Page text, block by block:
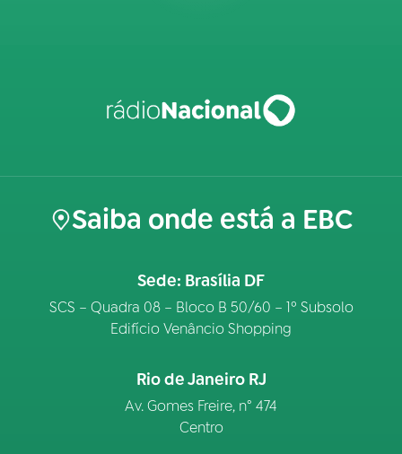
Saiba onde está a EBC
Sede: Brasília DF
SCS – Quadra 08 – Bloco B 50/60 – 1º Subsolo
Edifício Venâncio Shopping
Rio de Janeiro RJ
Av. Gomes Freire, n° 474
Centro